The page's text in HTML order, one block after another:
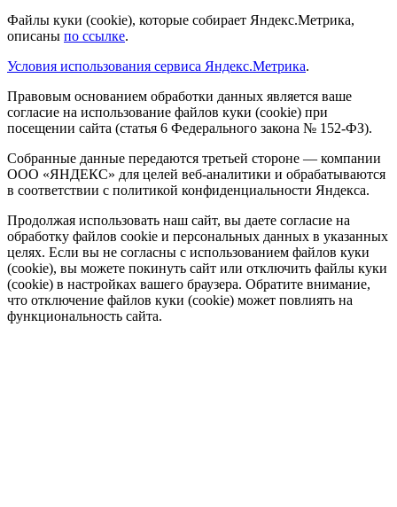
Файлы куки (cookie), которые собирает Яндекс.Метрика,
описаны по ссылке.
Условия использования сервиса Яндекс.Метрика.
Правовым основанием обработки данных является ваше
согласие на использование файлов куки (cookie) при
посещении сайта (статья 6 Федерального закона № 152-ФЗ).
Собранные данные передаются третьей стороне — компании
ООО «ЯНДЕКС» для целей веб-аналитики и обрабатываются
в соответствии с политикой конфиденциальности Яндекса.
Продолжая использовать наш сайт, вы даете согласие на
обработку файлов cookie и персональных данных в указанных
целях. Если вы не согласны с использованием файлов куки
(cookie), вы можете покинуть сайт или отключить файлы куки
(cookie) в настройках вашего браузера. Обратите внимание,
что отключение файлов куки (cookie) может повлиять на
функциональность сайта.